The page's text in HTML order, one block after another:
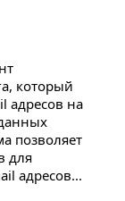
который
адресов на
позволяет
для
адресов...